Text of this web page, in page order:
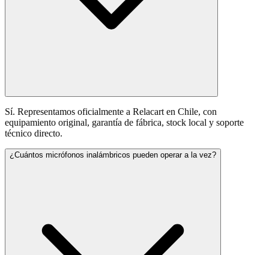
Sí. Representamos oficialmente a Relacart en Chile, con
equipamiento original, garantía de fábrica, stock local y soporte
técnico directo.
¿Cuántos micrófonos inalámbricos pueden operar a la vez?